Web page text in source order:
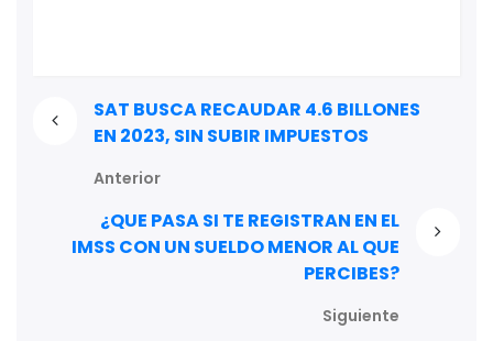
SAT BUSCA RECAUDAR 4.6 BILLONES
EN 2023, SIN SUBIR IMPUESTOS
Anterior
¿QUE PASA SI TE REGISTRAN EN EL
IMSS CON UN SUELDO MENOR AL QUE
PERCIBES?
Siguiente